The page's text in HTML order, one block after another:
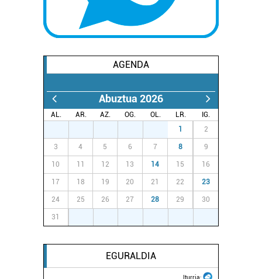
Webgune honek cookie propioak eta hirugarrenen cookie-
fitxategiak erabiltzen ditu. Zure esperientzia eta
zerbitzuak hobetzeko asmoz, cookie teknologiaz
erabiltzeko baimen esplizitua ematen diguzu.
AGENDA
Abuztua 2026
AL. AR. AZ. OG. OL. LR.
IG.
1 2
3 4 5 6 7 8 9
10 11 12 13 14 15 16
17 18 19 20 21 22 23
24 25 26 27 28 29 30
31
EGURALDIA
Iturria: